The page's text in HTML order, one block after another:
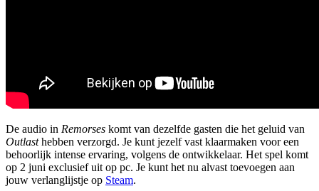
De audio in Remorses komt van dezelfde gasten die het geluid van
Outlasthebben verzorgd. Je kunt jezelf vast klaarmaken voor een
behoorlijk intense ervaring, volgens de ontwikkelaar. Het spel komt
op 2 juni exclusief uit op pc. Je kunt het nu alvast toevoegen aan
jouw verlanglijstje op Steam.